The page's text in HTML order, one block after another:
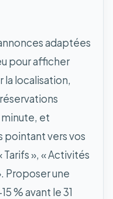
adaptées
pour afficher
la localisation,
et
pointant vers vos
», « Activités
Proposer une
% avant le 31